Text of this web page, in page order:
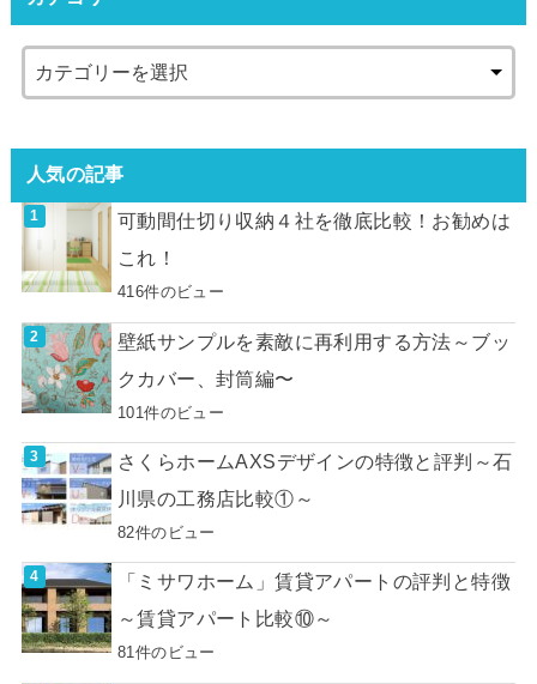
人気の記事
可動間仕切り収納４社を徹底比較！お勧めは
これ！
416件のビュー
壁紙サンプルを素敵に再利用する方法～ブッ
クカバー、封筒編〜
101件のビュー
さくらホームAXSデザインの特徴と評判～石
川県の工務店比較①～
82件のビュー
「ミサワホーム」賃貸アパートの評判と特徴
～賃貸アパート比較⑩～
81件のビュー